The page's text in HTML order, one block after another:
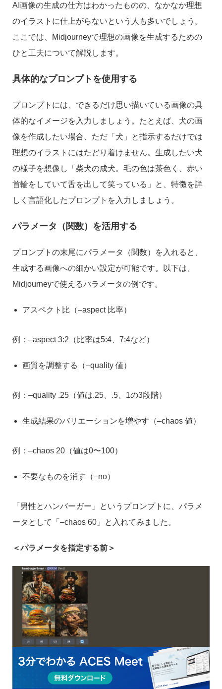
AI画像の生成の仕方はわかったものの、なかなか理想
のイラストに仕上がらないという人も多いでしょう。
ここでは、Midjourneyで理想の画像を生成するための
ひと工夫について解説します。
具体的なプロンプトを使用する
プロンプトには、できるだけ思い描いている画像の具
体的なイメージを入力しましょう。たとえば、犬の画
像を作成したい場合、ただ「犬」と指示するだけでは
理想のイラストにはたどり着けません。生成したい犬
の様子を想像し「柴犬の成犬。毛の色は茶色く、赤い
首輪をしていて舌を出して笑っている」と、特徴を詳
しく言語化したプロンプトを入力しましょう。
パラメータ（関数）を活用する
プロンプトの末尾にパラメータ（関数）を入れると、
生成する画像への細かい設定が可能です。以下は、
Midjourneyで使えるパラメータの例です。
アスペクト比（–aspect 比率）
例：–aspect 3:2（比率は5:4、7:4など）
画質を調整する（–quality 値）
例：–quality .25（値は.25、.5、1の3段階）
生成結果のバリエーションを増やす（–chaos 値）
例：–chaos 20（値は0〜100）
不要なものを消す（–no）
「男性とハンバーガー」というプロンプトに、パラメ
ータとして「–chaos 60」と入れてみました。
＜パラメータを指定する前＞
＜パラメータを指定した後＞